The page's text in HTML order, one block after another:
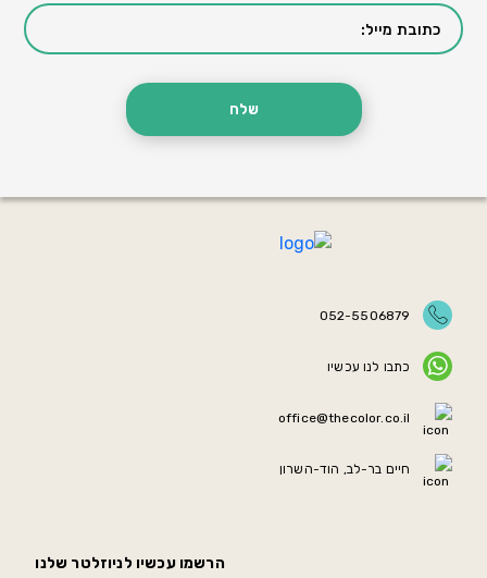
הרשמו עכשיו לניוזלטר שלנו
052-5506879
כתבו לנו עכשיו
office@thecolor.co.il
חיים בר-לב, הוד-השרון